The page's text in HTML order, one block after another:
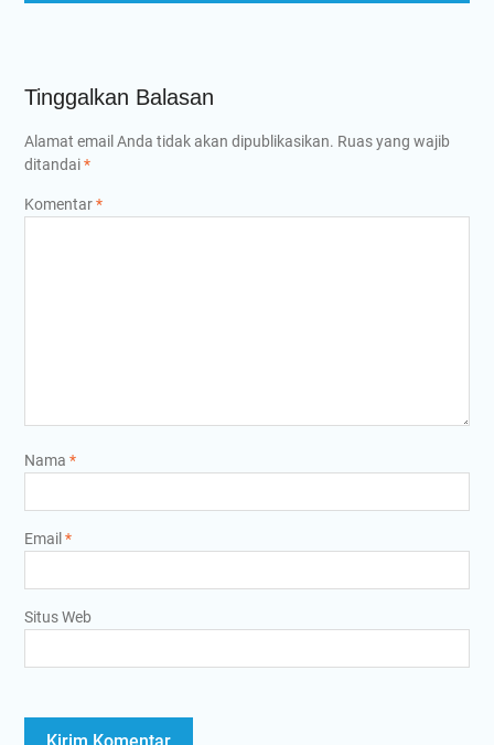
Tinggalkan Balasan
Alamat email Anda tidak akan dipublikasikan. Ruas yang wajib
ditandai*
Komentar*
Nama *
Email *
Situs Web